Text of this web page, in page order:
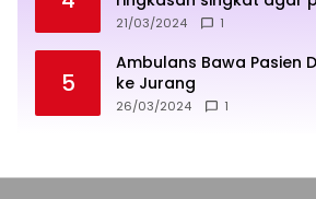
sukses
21/03/2024 1
5
Ambulans Bawa Pasien
ke Jurang
26/03/2024 1